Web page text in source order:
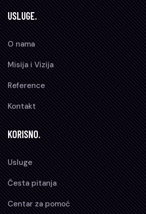
USLUGE.
O nama
Misija i Vizija
Reference
Kontakt
KORISNO.
Usluge
Česta pitanja
Centar za pomoć